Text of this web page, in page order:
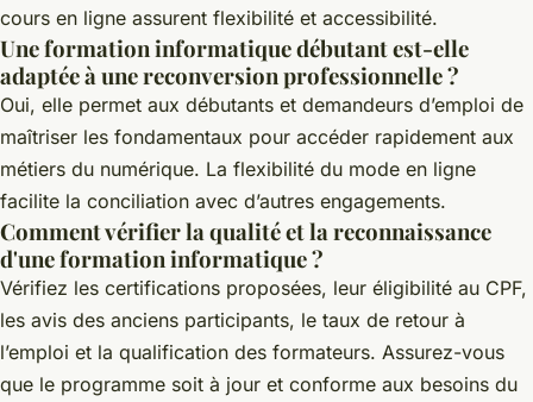
cours en ligne assurent flexibilité et accessibilité.
Une formation informatique débutant est-elle
adaptée à une reconversion professionnelle ?
Oui, elle permet aux débutants et demandeurs d’emploi de
maîtriser les fondamentaux pour accéder rapidement aux
métiers du numérique. La flexibilité du mode en ligne
facilite la conciliation avec d’autres engagements.
Comment vérifier la qualité et la reconnaissance
d'une formation informatique ?
Vérifiez les certifications proposées, leur éligibilité au CPF,
les avis des anciens participants, le taux de retour à
l’emploi et la qualification des formateurs. Assurez-vous
que le programme soit à jour et conforme aux besoins du